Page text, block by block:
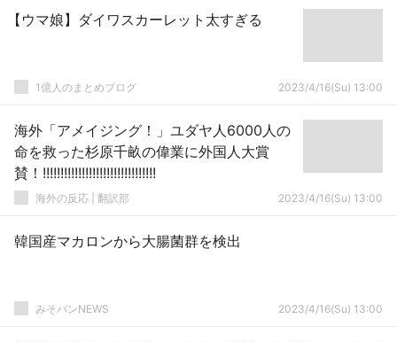
【ウマ娘】ダイワスカーレット太すぎる
1億人のまとめブログ 2023/4/16(Su) 13:00
海外「アメイジング！」ユダヤ人6000人の
命を救った杉原千畝の偉業に外国人大賞
賛！!!!!!!!!!!!!!!!!!!!!!!!!!!!!!!!!
海外の反応 | 翻訳部 2023/4/16(Su) 13:00
韓国産マカロンから大腸菌群を検出
みそパンNEWS 2023/4/16(Su) 13:00